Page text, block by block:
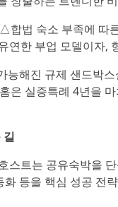
법 숙소 부족에 따
연한 부업 모델이자,
능해진 규제 샌드박
은 실증특례 4년을
길
트는 공유숙박을
등을 핵심 성공 전